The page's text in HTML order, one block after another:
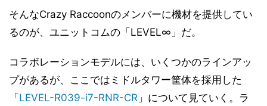
そんなCrazy Raccoonのメンバーに機材を提供してい
るのが、ユニットコムの「LEVEL∞」だ。
コラボレーションモデルには、いくつかのラインアッ
プがあるが、ここではミドルタワー筐体を採用した
「LEVEL-R039-i7-RNR-CR 」について見ていく。ラ